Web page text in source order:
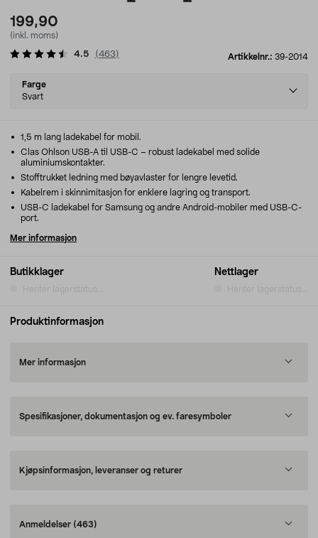
199,90
(inkl. moms)
Artikkelnr.: 39-2014
4.5 (463)
Select
variant
Farge
Svart
Butikklager
Henter lagerstatus...
Nettlager
Henter lagerstatus...
1,5 m lang ladekabel for mobil.
Clas Ohlson USB-A til USB-C – robust ladekabel med solide
aluminiumskontakter.
Stofftrukket ledning med bøyavlaster for lengre levetid.
Kabelrem i skinnimitasjon for enklere lagring og transport.
USB-C ladekabel for Samsung og andre Android-mobiler med USB-C-
port.
Mer informasjon
Produktinformasjon
Mer informasjon
Spesifikasjoner, dokumentasjon og ev. faresymboler
Kjøpsinformasjon, leveranser og returer
Anmeldelser (463)